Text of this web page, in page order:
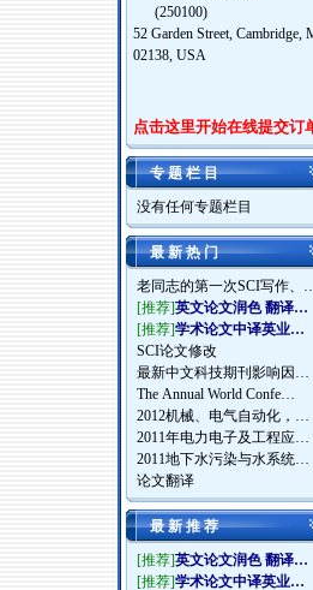
(250100)
52 Garden Street, Cambridge,
02138, USA
点击这里开始在线提交订
专 题 栏 目
没有任何专题栏目
最 新 热 门
老同志的第一次SCI写作、
[推荐]英文论文润色 翻译…
[推荐]学术论文中译英业…
SCI论文修改
最新中文科技期刊影响因…
The Annual World Confe…
2012机械、电气自动化，…
2011年电力电子及工程应…
2011地下水污染与水系统…
论文翻译
最 新 推 荐
[推荐]英文论文润色 翻译…
[推荐]学术论文中译英业…